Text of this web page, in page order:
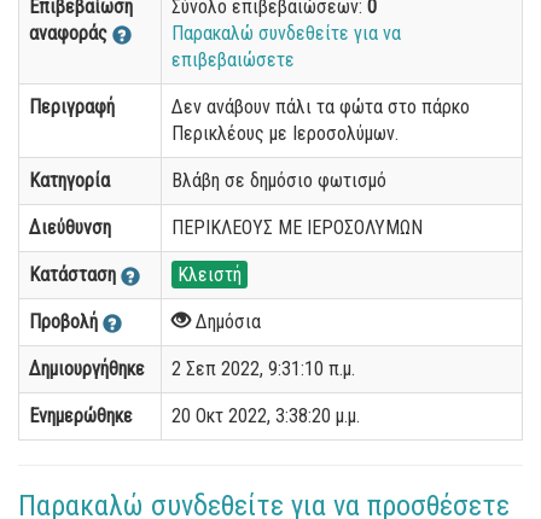
Επιβεβαίωση
αναφοράς
Σύνολο επιβεβαιώσεων: 0
Παρακαλώ συνδεθείτε για να
επιβεβαιώσετε
Περιγραφή
Δεν ανάβουν πάλι τα φώτα στο πάρκο
Περικλέους με Ιεροσολύμων.
Κατηγορία Βλάβη σε δημόσιο φωτισμό
Διεύθυνση ΠΕΡΙΚΛΕΟΥΣ ΜΕ ΙΕΡΟΣΟΛΥΜΩΝ
Κατάσταση Κλειστή
Προβολή Δημόσια
Δημιουργήθηκε 2 Σεπ 2022, 9:31:10 π.μ.
Ενημερώθηκε 20 Οκτ 2022, 3:38:20 μ.μ.
Παρακαλώ συνδεθείτε για να προσθέσετε